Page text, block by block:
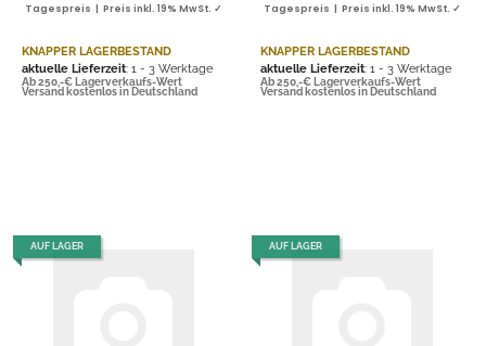
Tagespreis | Preis inkl. 19% MwSt. ✓
KNAPPER LAGERBESTAND
aktuelle Lieferzeit: 1 - 3 Werktage
Ab 250,-€ Lagerverkaufs-Wert
Versand kostenlos in Deutschland
Tagespreis | Preis inkl. 19% MwSt. ✓
KNAPPER LAGERBESTAND
aktuelle Lieferzeit: 1 - 3 Werktage
Ab 250,-€ Lagerverkaufs-Wert
Versand kostenlos in Deutschland
AUF LAGER AUF LAGER